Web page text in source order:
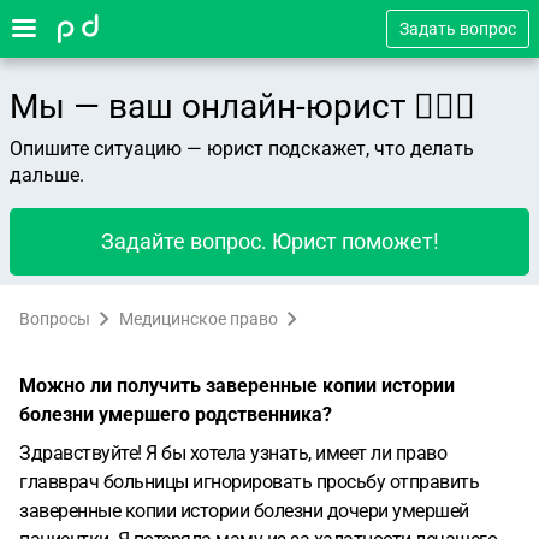
Задать вопрос
Мы — ваш онлайн-юрист 👨🏻‍⚖️
Опишите ситуацию — юрист подскажет, что делать
дальше.
Задайте вопрос. Юрист поможет!
Вопросы Медицинское право
Можно ли получить заверенные копии истории
болезни умершего родственника?
Здравствуйте! Я бы хотела узнать, имеет ли право
главврач больницы игнорировать просьбу отправить
заверенные копии истории болезни дочери умершей